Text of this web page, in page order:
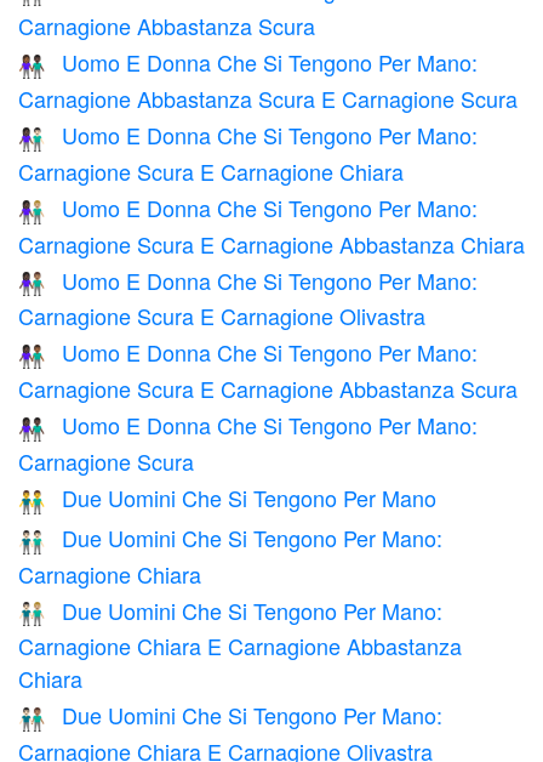
Carnagione Abbastanza Scura
👩🏾‍🤝‍👨🏿
Uomo E Donna Che Si Tengono Per Mano:
Carnagione Abbastanza Scura E Carnagione Scura
👩🏿‍🤝‍👨🏻
Uomo E Donna Che Si Tengono Per Mano:
Carnagione Scura E Carnagione Chiara
👩🏿‍🤝‍👨🏼
Uomo E Donna Che Si Tengono Per Mano:
Carnagione Scura E Carnagione Abbastanza Chiara
👩🏿‍🤝‍👨🏽
Uomo E Donna Che Si Tengono Per Mano:
Carnagione Scura E Carnagione Olivastra
👩🏿‍🤝‍👨🏾
Uomo E Donna Che Si Tengono Per Mano:
Carnagione Scura E Carnagione Abbastanza Scura
👫🏿
Uomo E Donna Che Si Tengono Per Mano:
Carnagione Scura
👬 Due Uomini Che Si Tengono Per Mano
👬🏻
Due Uomini Che Si Tengono Per Mano:
Carnagione Chiara
👨🏻‍🤝‍👨🏼
Due Uomini Che Si Tengono Per Mano:
Carnagione Chiara E Carnagione Abbastanza
Chiara
👨🏻‍🤝‍👨🏽
Due Uomini Che Si Tengono Per Mano:
Carnagione Chiara E Carnagione Olivastra